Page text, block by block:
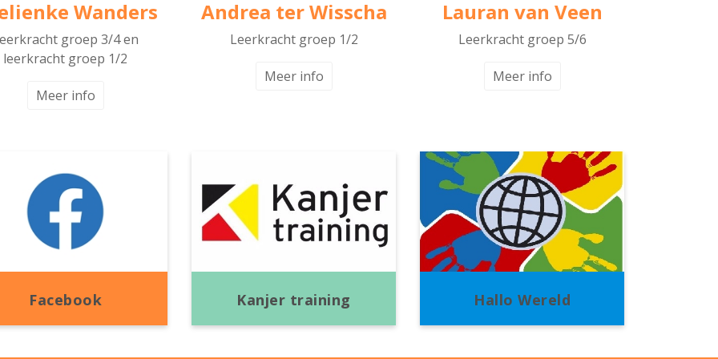
Wanders
groep 3/4 en
leerkracht groep 1/2
Meer info
Andrea ter Wisscha
Leerkracht groep 1/2
Meer info
Lauran van Veen
Leerkracht groep 5/6
Meer info
Facebook Kanjer training Hallo Wereld